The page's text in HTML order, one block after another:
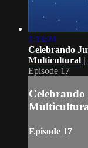
1:13:24
Celebrando
Multicultural |
Episode 17
Episode 17